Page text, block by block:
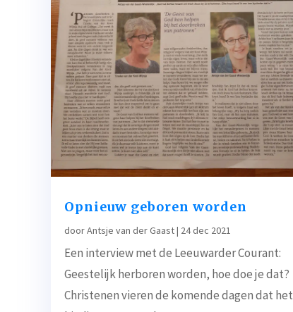
Opnieuw geboren worden
doorAntsje van der Gaast| 24 dec 2021
Een interview met de Leeuwarder Courant:
Geestelijk herboren worden, hoe doe je dat?
Christenen vieren de komende dagen dat het